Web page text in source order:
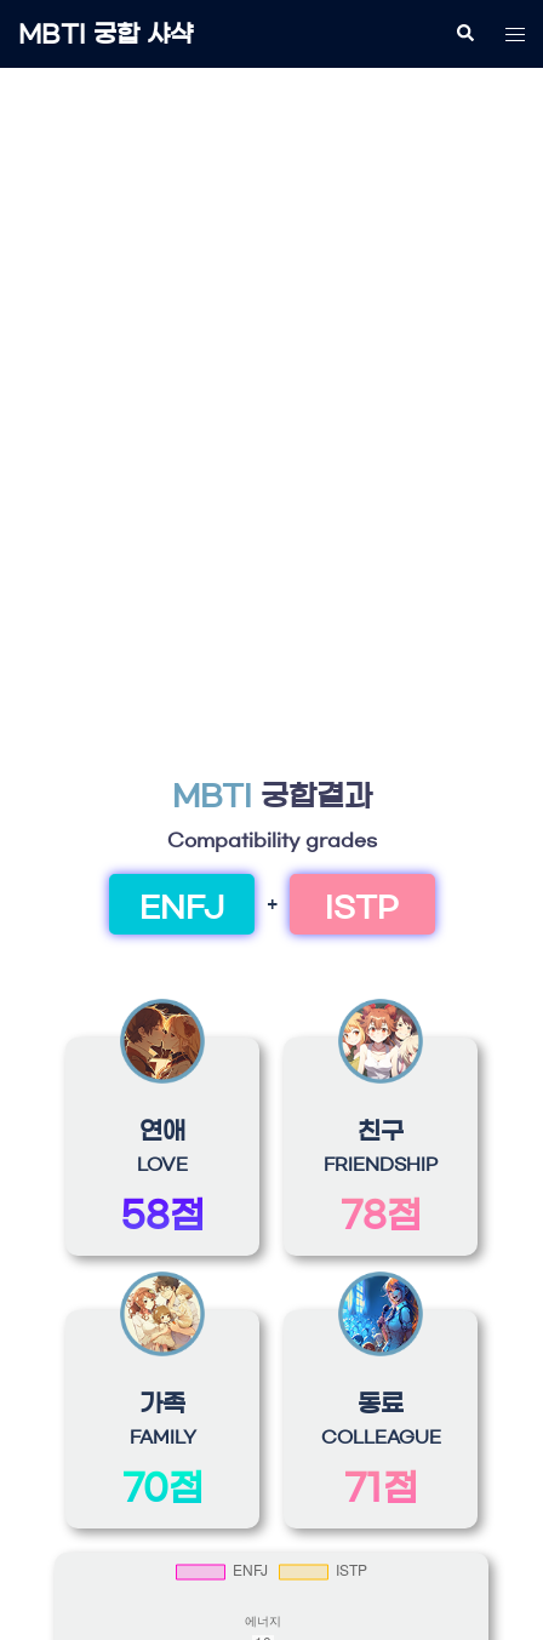
to
MBTI 궁합 샤샥 Search
MBTI 궁합결과
Compatibility grades
ENFJ + ISTP
연애
LOVE
58점
친구
FRIENDSHIP
78점
가족
FAMILY
70점
동료
COLLEAGUE
71점